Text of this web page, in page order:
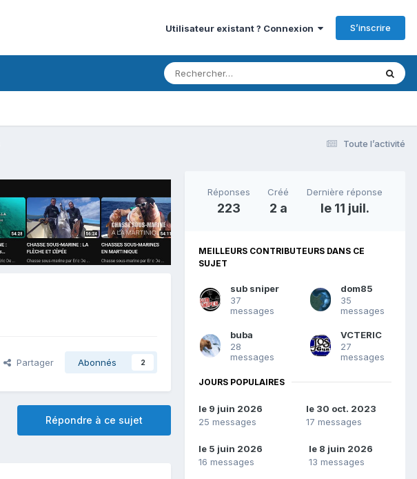
Utilisateur existant ? Connexion S’inscrire
Toute l’activité
Partager Abonnés 2
Répondre à ce sujet
Réponses
223
Créé
2 a
Dernière réponse
le 11 juil.
MEILLEURS CONTRIBUTEURS DANS CE
SUJET
sub sniper
37
messages
dom85
35
messages
buba
28
messages
VCTERIC
27
messages
JOURS POPULAIRES
le 9 juin 2026
25 messages
le 30 oct. 2023
17 messages
le 5 juin 2026
16 messages
le 8 juin 2026
13 messages